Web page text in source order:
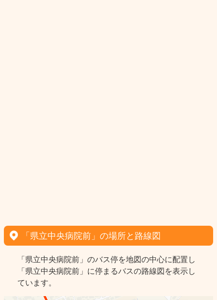
「県立中央病院前」の場所と路線図
「県立中央病院前」のバス停を地図の中心に配置し
「県立中央病院前」に停まるバスの路線図を表示し
ています。